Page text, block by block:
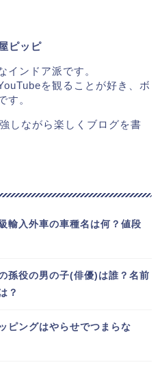
ピッピ
インドア派です。
を観ることが好き、ボ
す。
しながら楽しくブログを書
輸入外車の車種名は何？値段
孫役の男の子(俳優)は誰？名前
？
ピングはやらせでつまらな